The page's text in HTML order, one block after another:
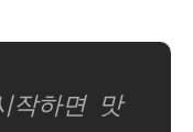
작하면 맛